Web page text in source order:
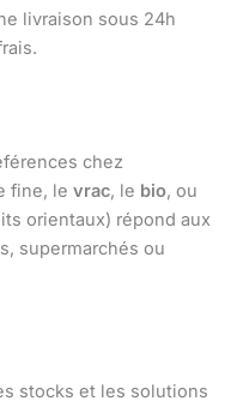
livraison sous 24h
chez
fine, le vrac, le bio, ou
orientaux) répond aux
supermarchés ou
stocks et les solutions